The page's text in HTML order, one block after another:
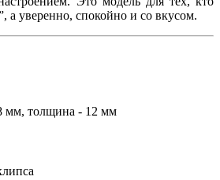
а уверенно, спокойно и со вкусом.
мм, толщина - 12 мм